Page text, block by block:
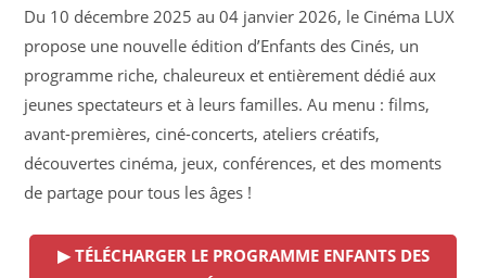
Du 10 décembre 2025 au 04 janvier 2026, le Cinéma LUX
propose une nouvelle édition d’Enfants des Cinés, un
programme riche, chaleureux et entièrement dédié aux
jeunes spectateurs et à leurs familles. Au menu : films,
avant-premières, ciné-concerts, ateliers créatifs,
découvertes cinéma, jeux, conférences, et des moments
de partage pour tous les âges !
▶ TÉLÉCHARGER LE PROGRAMME ENFANTS DES